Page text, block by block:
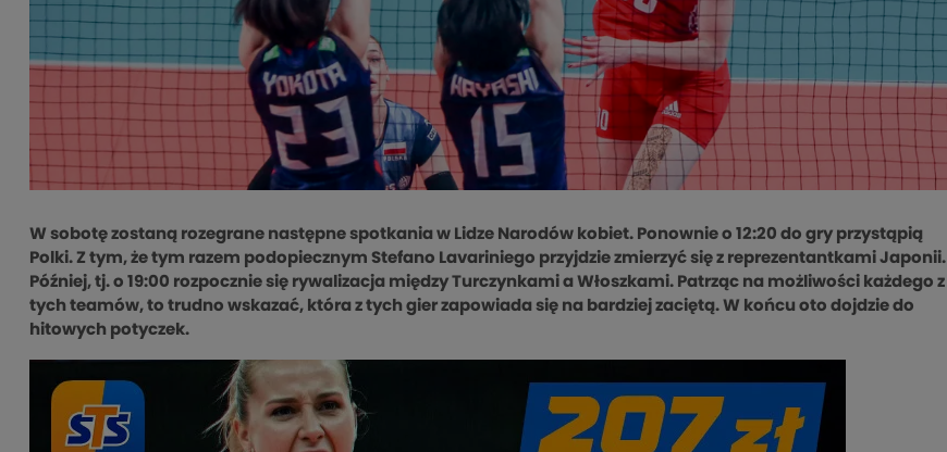
W sobotę zostaną rozegrane następne spotkania w Lidze Narodów kobiet. Ponownie o 12:20 do gry przystąpią
Polki. Z tym, że tym razem podopiecznym Stefano Lavariniego przyjdzie zmierzyć się z reprezentantkami Japonii.
Później, tj. o 19:00 rozpocznie się rywalizacja między Turczynkami a Włoszkami. Patrząc na możliwości każdego z
tych teamów, to trudno wskazać, która z tych gier zapowiada się na bardziej zaciętą. W końcu oto dojdzie do
hitowych potyczek.